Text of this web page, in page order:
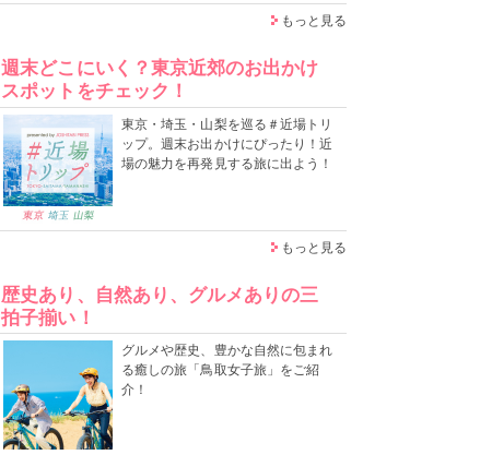
もっと見る
週末どこにいく？東京近郊のお出かけ
スポットをチェック！
東京・埼玉・山梨を巡る＃近場トリ
ップ。週末お出かけにぴったり！近
場の魅力を再発見する旅に出よう！
もっと見る
歴史あり、自然あり、グルメありの三
拍子揃い！
グルメや歴史、豊かな自然に包まれ
る癒しの旅「鳥取女子旅」をご紹
介！